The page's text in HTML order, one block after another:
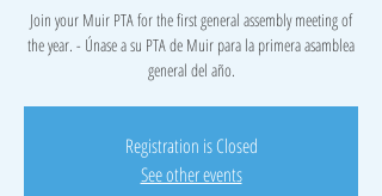
Join your Muir PTA for the first general assembly meeting of
the year. - Únase a su PTA de Muir para la primera asamblea
general del año.
Registration is Closed
See other events